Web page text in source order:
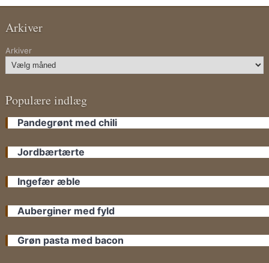
Arkiver
Arkiver
Populære indlæg
Pandegrønt med chili
Jordbærtærte
Ingefær æble
Auberginer med fyld
Grøn pasta med bacon